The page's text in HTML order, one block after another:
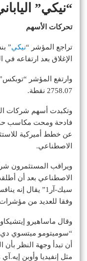
“نيكي” الياباني
تحركات الأسهم
تراجع المؤشر “نيكي
الإغلاق بعد ارتفاعه في
2758.07 نقطة.
فادحة ومحت مكاسب
عن خطط أميركية
الاصطناعي.
ويراقب المستثمرون
الاصطناعي بعد أن
وفقا للعديد من مؤشرات
وقال ماساهيرو
“سوميتومو ميتسوي
أن تبدأ وجهة النظر
مثل إنفيديا وأوبن